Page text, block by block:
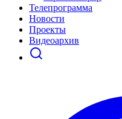
Телепрограмма
Новости
Проекты
Видеоархив